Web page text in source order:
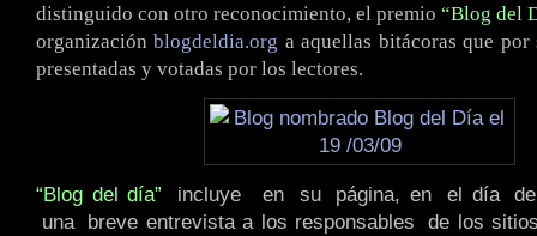
distinguido con otro reconocimiento, el premio “Blog del
organización blogdeldia.org a aquellas bitácoras que
presentadas y votadas por los lectores.
“Blog del día” incluye en. su página, en el día .
una. breve entrevista a los responsables .de los